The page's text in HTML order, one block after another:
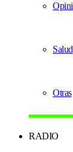
Salud
Otras
RADIO